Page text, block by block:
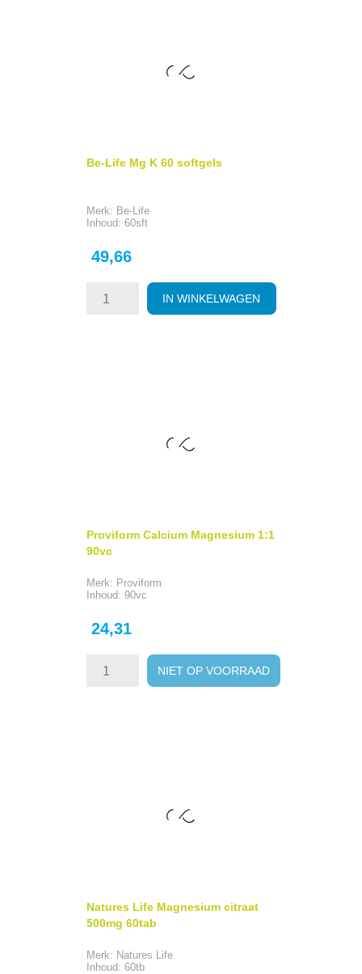
Be-Life Mg K 60 softgels
Merk: Be-Life
Inhoud: 60sft
Prijs
49,66
IN WINKELWAGEN
Proviform Calcium Magnesium 1:1
90vc
Merk: Proviform
Inhoud: 90vc
Prijs
24,31
NIET OP VOORRAAD
Natures Life Magnesium citraat
500mg 60tab
Merk: Natures Life
Inhoud: 60tb